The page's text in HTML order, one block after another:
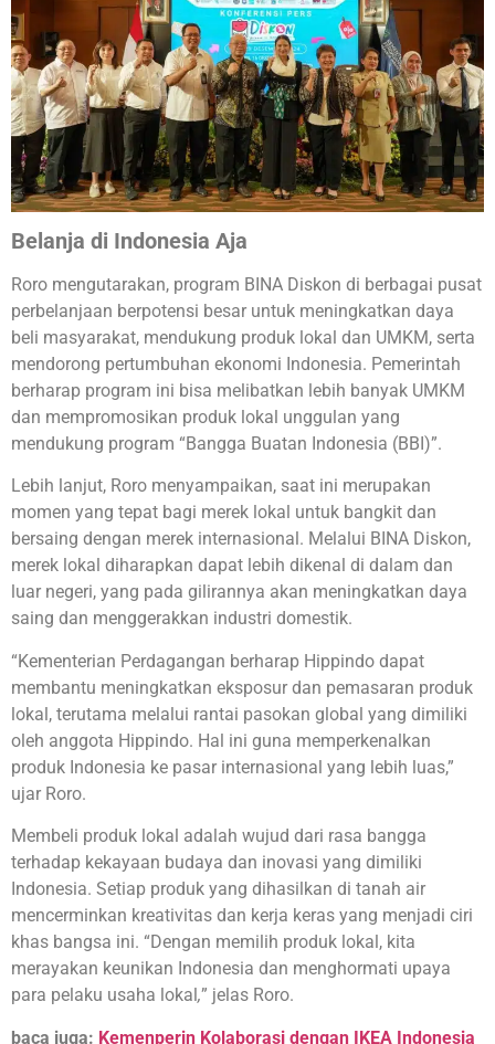
Belanja di Indonesia Aja
Roro mengutarakan, program BINA Diskon di berbagai pusat
perbelanjaan berpotensi besar untuk meningkatkan daya
beli masyarakat, mendukung produk lokal dan UMKM, serta
mendorong pertumbuhan ekonomi Indonesia. Pemerintah
berharap program ini bisa melibatkan lebih banyak UMKM
dan mempromosikan produk lokal unggulan yang
mendukung program “Bangga Buatan Indonesia (BBI)”.
Lebih lanjut, Roro menyampaikan, saat ini merupakan
momen yang tepat bagi merek lokal untuk bangkit dan
bersaing dengan merek internasional. Melalui BINA Diskon,
merek lokal diharapkan dapat lebih dikenal di dalam dan
luar negeri, yang pada gilirannya akan meningkatkan daya
saing dan menggerakkan industri domestik.
“Kementerian Perdagangan berharap Hippindo dapat
membantu meningkatkan eksposur dan pemasaran produk
lokal, terutama melalui rantai pasokan global yang dimiliki
oleh anggota Hippindo. Hal ini guna memperkenalkan
produk Indonesia ke pasar internasional yang lebih luas,”
ujar Roro.
Membeli produk lokal adalah wujud dari rasa bangga
terhadap kekayaan budaya dan inovasi yang dimiliki
Indonesia. Setiap produk yang dihasilkan di tanah air
mencerminkan kreativitas dan kerja keras yang menjadi ciri
khas bangsa ini. “Dengan memilih produk lokal, kita
merayakan keunikan Indonesia dan menghormati upaya
para pelaku usaha lokal ,” jelas Roro.
baca juga: Kemenperin Kolaborasi dengan IKEA Indonesia